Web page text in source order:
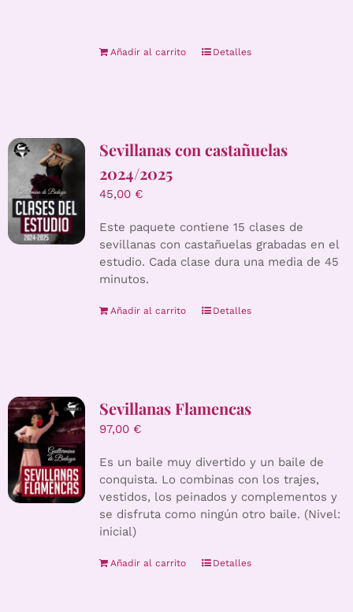
Añadir al carrito Detalles
Sevillanas con castañuelas
2024/2025
45,00 €
Este paquete contiene 15 clases de
sevillanas con castañuelas grabadas en el
estudio. Cada clase dura una media de 45
minutos.
Añadir al carrito Detalles
Sevillanas Flamencas
97,00 €
Es un baile muy divertido y un baile de
conquista. Lo combinas con los trajes,
vestidos, los peinados y complementos y
se disfruta como ningún otro baile. (Nivel:
inicial)
Añadir al carrito Detalles